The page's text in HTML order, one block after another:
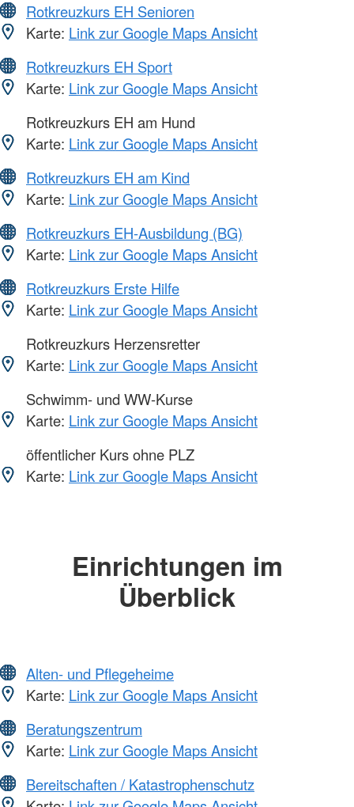
Rotkreuzkurs EH Senioren
Karte: Link zur Google Maps Ansicht
Rotkreuzkurs EH Sport
Karte: Link zur Google Maps Ansicht
Rotkreuzkurs EH am Hund
Karte: Link zur Google Maps Ansicht
Rotkreuzkurs EH am Kind
Karte: Link zur Google Maps Ansicht
Rotkreuzkurs EH-Ausbildung (BG)
Karte: Link zur Google Maps Ansicht
Rotkreuzkurs Erste Hilfe
Karte: Link zur Google Maps Ansicht
Rotkreuzkurs Herzensretter
Karte: Link zur Google Maps Ansicht
Schwimm- und WW-Kurse
Karte: Link zur Google Maps Ansicht
öffentlicher Kurs ohne PLZ
Karte: Link zur Google Maps Ansicht
Einrichtungen im
Überblick
Alten- und Pflegeheime
Karte: Link zur Google Maps Ansicht
Beratungszentrum
Karte: Link zur Google Maps Ansicht
Bereitschaften / Katastrophenschutz